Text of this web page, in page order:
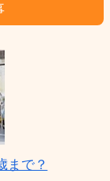
まで？